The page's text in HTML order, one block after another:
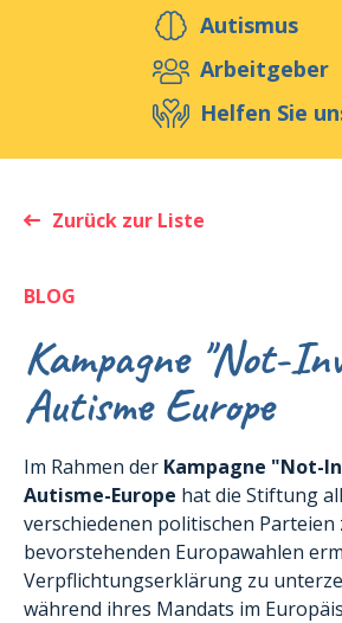
Helfen Sie uns
Veranstaltungen
Autismus
Arbeitgeber
Helfen Sie
Zurück zur Liste
BLOG
Kampagne "Not-
Autisme Europe
Im Rahmen der Kampagne "Not-
Autisme-Europe hat die Stiftung
verschiedenen politischen Parteien
bevorstehenden Europawahlen
Verpflichtungserklärung zu
während ihres Mandats im